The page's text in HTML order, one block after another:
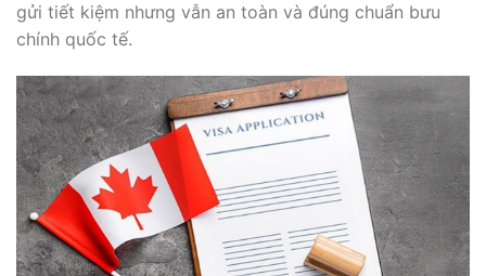
gửi tiết kiệm nhưng vẫn an toàn và đúng chuẩn bưu
chính quốc tế.